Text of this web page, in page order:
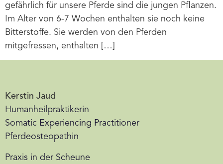
gefährlich für unsere Pferde sind die jungen Pflanzen.
Im Alter von 6-7 Wochen enthalten sie noch keine
Bitterstoffe. Sie werden von den Pferden
mitgefressen, enthalten […]
Kerstin Jaud
Humanheilpraktikerin
Somatic Experiencing Practitioner
Pferdeosteopathin
Praxis in der Scheune